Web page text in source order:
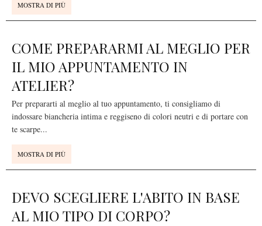
MOSTRA DI PIÙ
COME PREPARARMI AL MEGLIO PER
IL MIO APPUNTAMENTO IN
ATELIER?
Per prepararti al meglio al tuo appuntamento, ti consigliamo di
indossare biancheria intima e reggiseno di colori neutri e di portare con
te scarpe...
MOSTRA DI PIÙ
DEVO SCEGLIERE L'ABITO IN BASE
AL MIO TIPO DI CORPO?